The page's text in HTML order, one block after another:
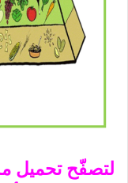
لتصفّح تحميل